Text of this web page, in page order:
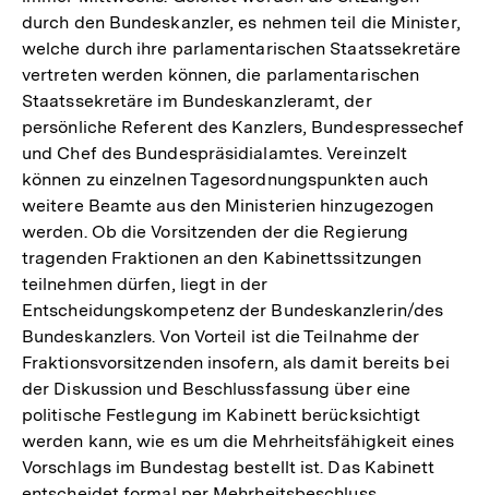
durch den Bundeskanzler, es nehmen teil die Minister,
welche durch ihre parlamentarischen Staatssekretäre
vertreten werden können, die parlamentarischen
Staatssekretäre im Bundeskanzleramt, der
persönliche Referent des Kanzlers, Bundespressechef
und Chef des Bundespräsidialamtes. Vereinzelt
können zu einzelnen Tagesordnungspunkten auch
weitere Beamte aus den Ministerien hinzugezogen
werden. Ob die Vorsitzenden der die Regierung
tragenden Fraktionen an den Kabinettssitzungen
teilnehmen dürfen, liegt in der
Entscheidungskompetenz der Bundeskanzlerin/des
Bundeskanzlers. Von Vorteil ist die Teilnahme der
Fraktionsvorsitzenden insofern, als damit bereits bei
der Diskussion und Beschlussfassung über eine
politische Festlegung im Kabinett berücksichtigt
werden kann, wie es um die Mehrheitsfähigkeit eines
Vorschlags im Bundestag bestellt ist. Das Kabinett